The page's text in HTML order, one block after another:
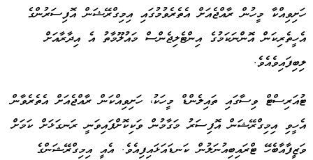
ހަށިވިއްކާ މީހުން ރާއްޖެއަށް އެތެރެވުމުގައި އިމިގްރޭޝަން އޮފިސަރުންގެ
އެހީތެރިކަން އޮންނަކަމުގެ އިންޓެލިޖެންސް މައުލޫމާތު އެ އިދާރާއަށް
ލިބިފައިވެއެވެ.
ޓުއަރިސްޓް ވިސާގައި ތައިލެންޑް މީހަކު، ހަށިވިއްކަން ރާއްޖެއަށް އެތެރެވާން
އެހީވި އިމިގްރޭޝަން އޮފިސަރު މަގާމުން ވަކިކޮށްފައިވަނީ ރަނގަޅަށް ކަމަށް
ވަޒީފާއާބެހޭ ޓްރައިބިއުނަލުން ކަނޑައަޅައިފިއެވެ. އެއީ އިމިގްރޭޝަންގެ